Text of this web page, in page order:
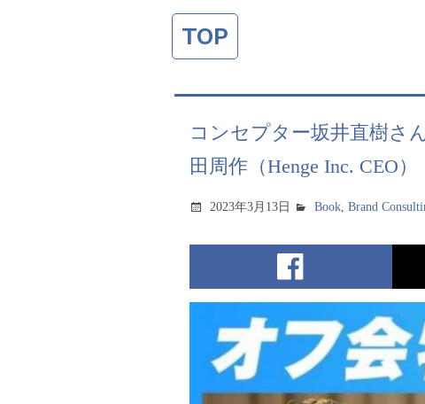
TOP
コンセプター坂井直樹さ
田周作（Henge Inc. CEO
2023年3月13日 Book,Brand